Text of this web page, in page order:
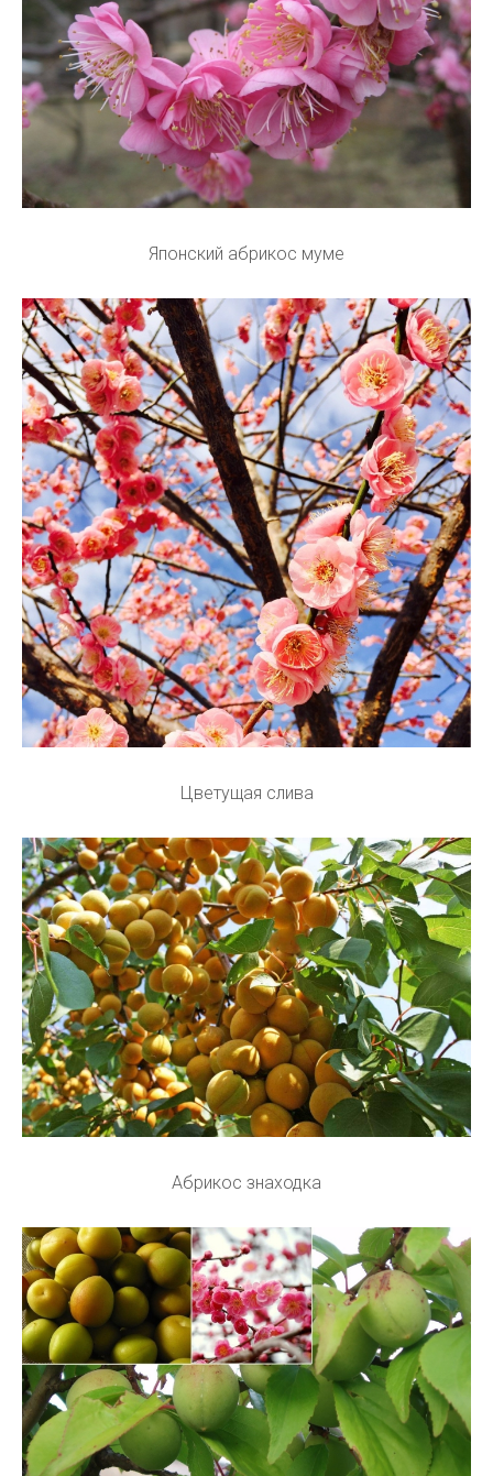
Японский абрикос муме
Цветущая слива
Абрикос знаходка